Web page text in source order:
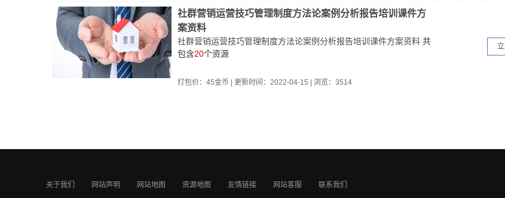
社群营销运营技巧管理制度方法论案例分析报告培训课件方
案资料
社群营销运营技巧管理制度方法论案例分析报告培训课件方案资料 共
包含20个资源
打包价： 45金币 | 更新时间： 2022-04-15 | 浏览：3514
关于我们 网站声明 网站地图 资源地图 友情链接 网站客服 联系我们